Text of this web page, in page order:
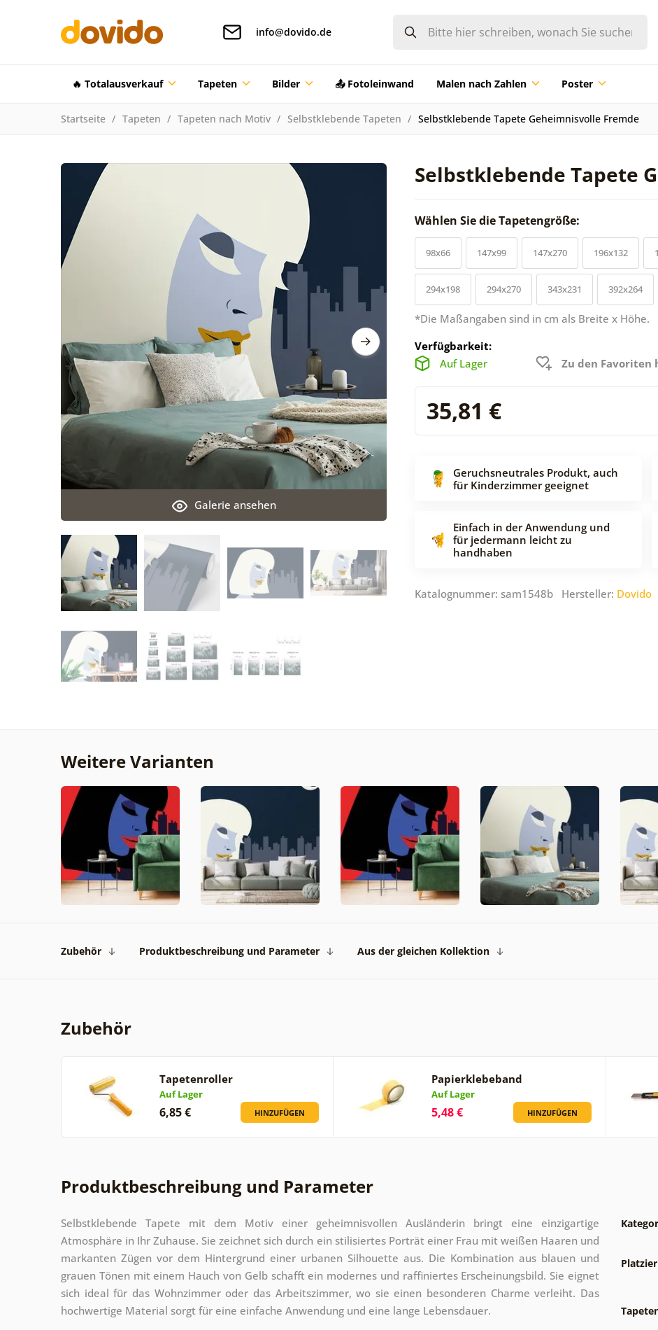
info@dovido.de
🔥 Totalausverkauf Tapeten Bilder 📤 Fotoleinwand Malen nach Zahlen Poster
Startseite Tapeten Tapeten nach Motiv Selbstklebende Tapeten Selbstklebende Tapete Geheimnisvolle Fremde
Selbstklebende Tapete
Galerie ansehen
Wählen Sie die Tapetengröße:
98x66 147x99 147x270 196x132
294x198 294x270 343x231 392x264
*Die Maßangaben sind in cm als Breite x Höhe.
Verfügbarkeit:
Auf Lager
Zu den Favoriten
35,81 €
Geruchsneutrales Produkt, auch
für Kinderzimmer geeignet
Einfach in der Anwendung und
für jedermann leicht zu
handhaben
Katalognummer: sam1548b Hersteller: Dovido
Weitere Varianten
Zubehör Produktbeschreibung und Parameter Aus der gleichen Kollektion
Zubehör
Tapetenroller
Auf Lager
6,85 € HINZUFÜGEN
Papierklebeband
Auf Lager
5,48 € HINZUFÜGEN
Produktbeschreibung und Parameter
Selbstklebende Tapete mit dem Motiv einer geheimnisvollen Ausländerin bringt eine einzigartige
Atmosphäre in Ihr Zuhause. Sie zeichnet sich durch ein stilisiertes Porträt einer Frau mit weißen Haaren und
markanten Zügen vor dem Hintergrund einer urbanen Silhouette aus. Die Kombination aus blauen und
grauen Tönen mit einem Hauch von Gelb schafft ein modernes und raffiniertes Erscheinungsbild. Sie eignet
sich ideal für das Wohnzimmer oder das Arbeitszimmer, wo sie einen besonderen Charme verleiht. Das
hochwertige Material sorgt für eine einfache Anwendung und eine lange Lebensdauer.